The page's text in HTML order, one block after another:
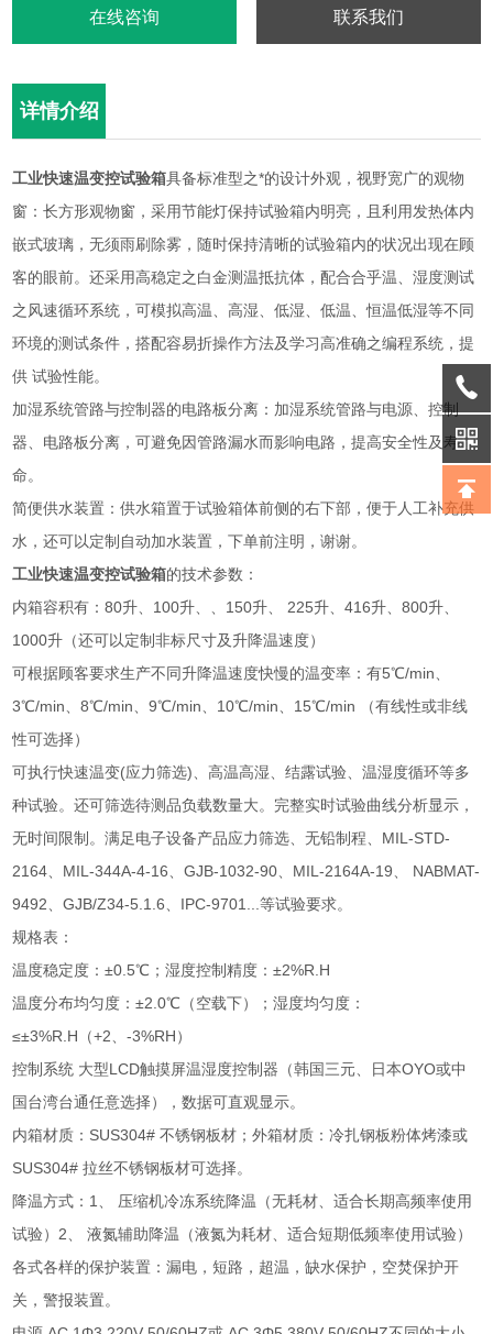
在线咨询 联系我们
详情介绍
工业快速温变控试验箱具备标准型之*的设计外观，视野宽广的观物
窗：长方形观物窗，采用节能灯保持试验箱内明亮，且利用发热体内
嵌式玻璃，无须雨刷除雾，随时保持清晰的试验箱内的状况出现在顾
客的眼前。还采用高稳定之白金测温抵抗体，配合合乎温、湿度测试
之风速循环系统，可模拟高温、高湿、低湿、低温、恒温低湿等不同
环境的测试条件，搭配容易折操作方法及学习高准确之编程系统，提
供 试验性能。
加湿系统管路与控制器的电路板分离：加湿系统管路与电源、控制
器、电路板分离，可避免因管路漏水而影响电路，提高安全性及寿
命。
简便供水装置：供水箱置于试验箱体前侧的右下部，便于人工补充供
水，还可以定制自动加水装置，下单前注明，谢谢。
工业快速温变控试验箱的技术参数：
内箱容积有：80升、100升、、150升、 225升、416升、800升、
1000升（还可以定制非标尺寸及升降温速度）
可根据顾客要求生产不同升降温速度快慢的温变率：有5℃/min、
3℃/min、8℃/min、9℃/min、10℃/min、15℃/min （有线性或非线
性可选择）
可执行快速温变(应力筛选)、高温高湿、结露试验、温湿度循环等多
种试验。还可筛选待测品负载数量大。完整实时试验曲线分析显示，
无时间限制。满足电子设备产品应力筛选、无铅制程、MIL-STD-
2164、MIL-344A-4-16、GJB-1032-90、MIL-2164A-19、 NABMAT-
9492、GJB/Z34-5.1.6、IPC-9701...等试验要求。
规格表：
温度稳定度：±0.5℃；湿度控制精度：±2%R.H
温度分布均匀度：±2.0℃（空载下）；湿度均匀度：
≤±3%R.H（+2、-3%RH）
控制系统 大型LCD触摸屏温湿度控制器（韩国三元、日本OYO或中
国台湾台通任意选择），数据可直观显示。
内箱材质：SUS304# 不锈钢板材；外箱材质：冷扎钢板粉体烤漆或
SUS304# 拉丝不锈钢板材可选择。
降温方式：1、 压缩机冷冻系统降温（无耗材、适合长期高频率使用
试验）2、 液氮辅助降温（液氮为耗材、适合短期低频率使用试验）
各式各样的保护装置：漏电，短路，超温，缺水保护，空焚保护开
关，警报装置。